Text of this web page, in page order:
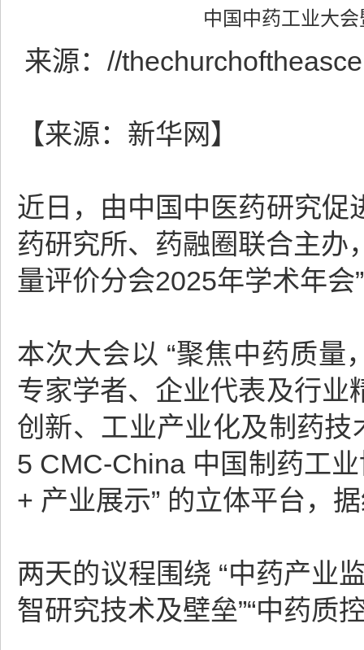
中国中药工业大
来源： //
【来源：新华网】
近日，由中国中医药研究促
药研究所、药融圈联合主办
量评价分会2025年学术年
本次大会以 “聚焦中药质量
专家学者、企业代表及行业
创新、工业产业化及制药
5 CMC-China 中国制药工
+ 产业展示” 的立体平台，
两天的议程围绕 “中药产业
智研究技术及壁垒”“中药质